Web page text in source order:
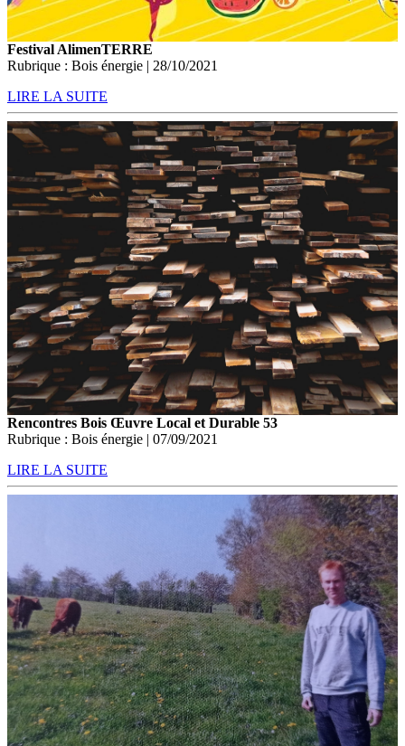
Festival AlimenTERRE
Rubrique : Bois énergie | 28/10/2021
LIRE LA SUITE
Rencontres Bois Œuvre Local et Durable 53
Rubrique : Bois énergie | 07/09/2021
LIRE LA SUITE